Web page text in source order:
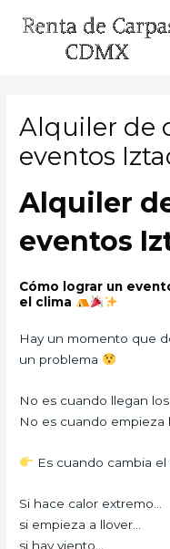
Alquiler de
eventos
Alquiler
eventos
Cómo lograr un
el clima
Hay un momento que
un problema
No es cuando llegan los
No es cuando empieza
Es cuando cambia el
Si hace calor extremo…
si empieza a llover…
si hay viento…